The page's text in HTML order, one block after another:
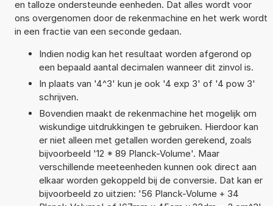
en talloze ondersteunde eenheden. Dat alles wordt voor
ons overgenomen door de rekenmachine en het werk wordt
in een fractie van een seconde gedaan.
Indien nodig kan het resultaat worden afgerond op
een bepaald aantal decimalen wanneer dit zinvol is.
In plaats van '4^3' kun je ook '4 exp 3' of '4 pow 3'
schrijven.
Bovendien maakt de rekenmachine het mogelijk om
wiskundige uitdrukkingen te gebruiken. Hierdoor kan
er niet alleen met getallen worden gerekend, zoals
bijvoorbeeld '12 * 89 Planck-Volume'. Maar
verschillende meeteenheden kunnen ook direct aan
elkaar worden gekoppeld bij de conversie. Dat kan er
bijvoorbeeld zo uitzien: '56 Planck-Volume + 34